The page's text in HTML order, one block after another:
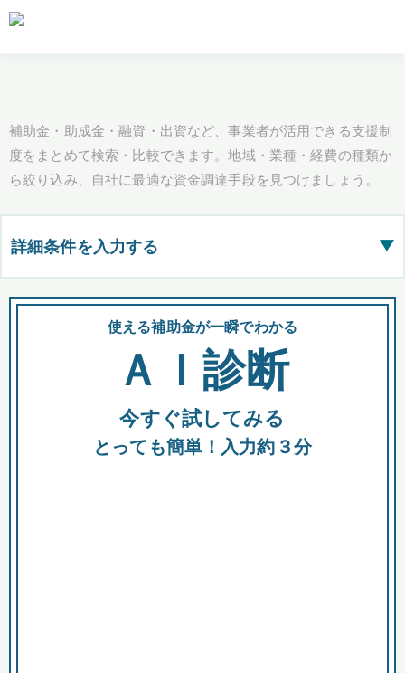
補助金・助成金・融資・出資など、事業者が活用できる支援制
度をまとめて検索・比較できます。地域・業種・経費の種類か
ら絞り込み、自社に最適な資金調達手段を見つけましょう。
詳細条件を入力する ▶
都道府県
全国の検索結果を含めて表示
助成金 融資 出資
使える補助金が一瞬でわかる
ＡＩ診断
今すぐ試してみる
とっても簡単！入力約３分